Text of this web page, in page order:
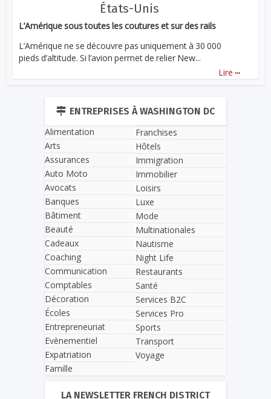
États-Unis
L’Amérique sous toutes les coutures et sur des rails
L’Amérique ne se découvre pas uniquement à 30 000
pieds d’altitude. Si l’avion permet de relier New...
Lire ...
ENTREPRISES À WASHINGTON DC
Alimentation
Arts
Assurances
Auto Moto
Avocats
Banques
Bâtiment
Beauté
Cadeaux
Coaching
Communication
Comptables
Décoration
Écoles
Entrepreneuriat
Evènementiel
Expatriation
Famille
Franchises
Hôtels
Immigration
Immobilier
Loisirs
Luxe
Mode
Multinationales
Nautisme
Night Life
Restaurants
Santé
Services B2C
Services Pro
Sports
Transport
Voyage
LA NEWSLETTER FRENCH DISTRICT